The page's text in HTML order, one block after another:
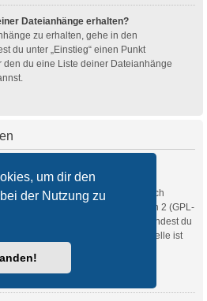
um dir den
der Nutzung zu
Dateianhänge erhalten?
zu erhalten, gehe in den
du unter „Einstieg“ einen Punkt
den du eine Liste deiner Dateianhänge
Fassung) wurde von
veröffentlicht. Sie ist urheberrechtlich
General Public License, Version 2 (GPL-
werden. Weitere Details findest du
. Eine deutschsprachige Anlaufstelle ist